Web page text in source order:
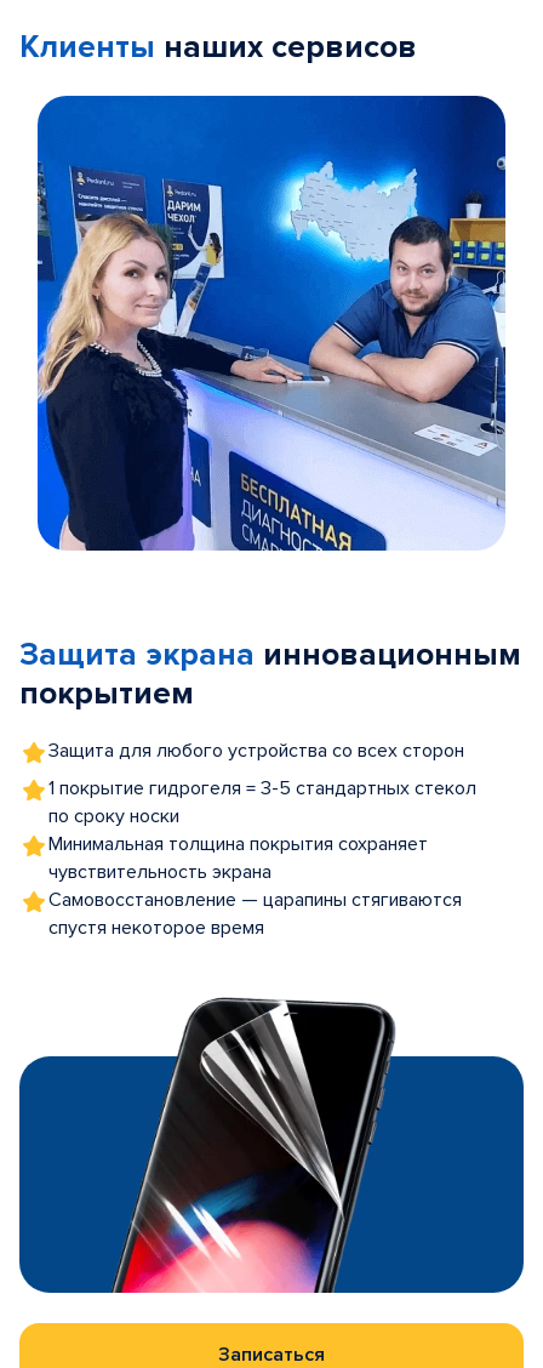
Клиенты наших сервисов
5
Защита экрана инновационным
покрытием
Защита для любого устройства со всех сторон
1 покрытие гидрогеля = 3-5 стандартных стекол
по сроку носки
Минимальная толщина покрытия сохраняет
чувствительность экрана
Самовосстановление — царапины стягиваются
спустя некоторое время
Записаться